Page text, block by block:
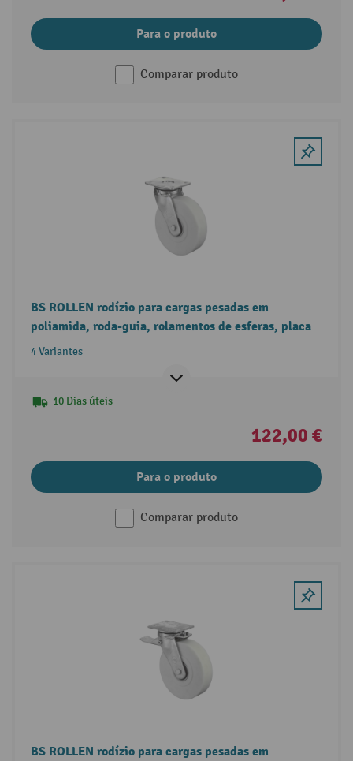
Para o produto
Comparar produto
BS ROLLEN rodízio para cargas pesadas em
poliamida, roda-guia, rolamentos de esferas, placa
4 Variantes
10 Dias úteis
122,00 €
Para o produto
Comparar produto
BS ROLLEN rodízio para cargas pesadas em